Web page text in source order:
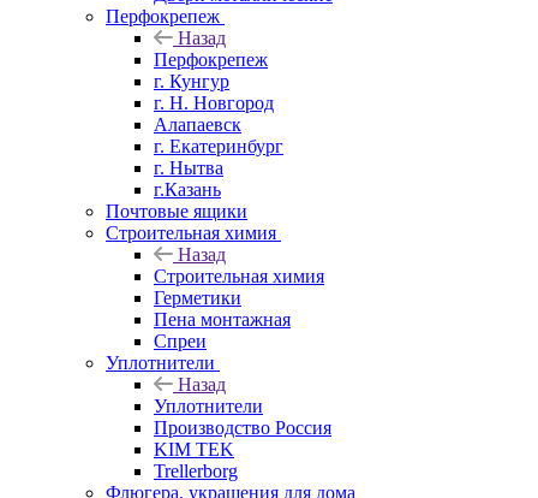
Перфокрепеж
Назад
Перфокрепеж
г. Кунгур
г. Н. Новгород
Алапаевск
г. Екатеринбург
г. Нытва
г.Казань
Почтовые ящики
Строительная химия
Назад
Строительная химия
Герметики
Пена монтажная
Спреи
Уплотнители
Назад
Уплотнители
Производство Россия
KIM TEK
Trellerborg
Флюгера, украшения для дома